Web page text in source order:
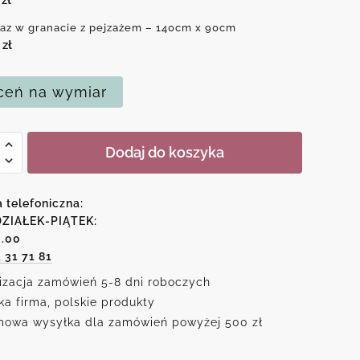
w granacie z pejzażem – 140cm x 90cm
zł
na wymiar
Dodaj do koszyka
telefoniczna:
PIĄTEK:
71 81
zamówień 5-8 dni roboczych
firma, polskie produkty
wysyłka dla zamówień powyżej 500 zł